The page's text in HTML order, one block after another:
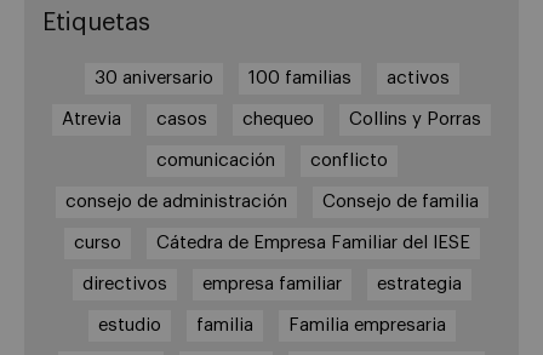
Etiquetas
30 aniversario 100 familias activos
Atrevia casos chequeo Collins y Porras
comunicación conflicto
consejo de administración Consejo de familia
curso Cátedra de Empresa Familiar del IESE
directivos empresa familiar estrategia
estudio familia Familia empresaria